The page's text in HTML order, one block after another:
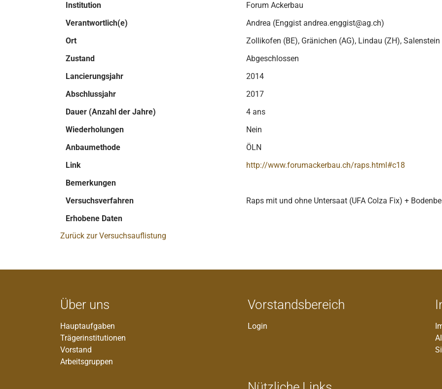
Institution
Forum Ackerbau
Verantwortlich(e)
Andrea (Enggist andrea.enggist@ag.ch)
Ort
Zollikofen (BE), Gränichen (AG), Lindau (ZH), Salenstein
Zustand
Abgeschlossen
Lancierungsjahr
2014
Abschlussjahr
2017
Dauer (Anzahl der Jahre)
4 ans
Wiederholungen
Nein
Anbaumethode
ÖLN
Link
http://www.forumackerbau.ch/raps.html#c18
Bemerkungen
Versuchsverfahren
Raps mit und ohne Untersaat (UFA Colza Fix) +
Erhobene Daten
Zurück zur Versuchsauflistung
Über uns
Hauptaufgaben
Trägerinstitutionen
Vorstand
Arbeitsgruppen
Vorstandsbereich
Login